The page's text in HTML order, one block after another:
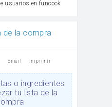
usuarios en funcook
de la compra
Email Imprimir
o ingredientes
tu lista de la